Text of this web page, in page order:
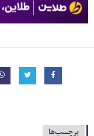
برچسب‌ها